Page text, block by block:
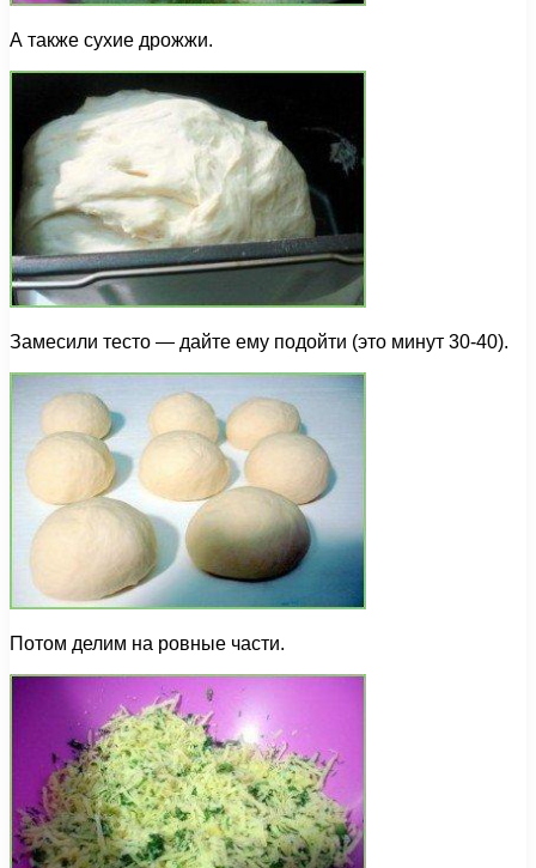
А также сухие дрожжи.
Замесили тесто — дайте ему подойти (это минут 30-40).
Потом делим на ровные части.